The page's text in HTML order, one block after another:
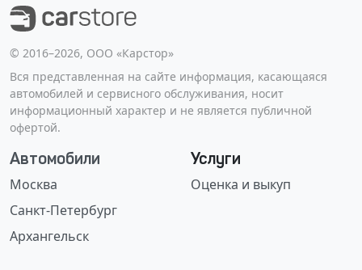
©️ 2016–2026, ООО «Карстор»
Вся представленная на сайте информация, касающаяся
автомобилей и сервисного обслуживания, носит
информационный характер и не является публичной
офертой.
Автомобили
Москва
Санкт-Петербург
Архангельск
Услуги
Оценка и выкуп